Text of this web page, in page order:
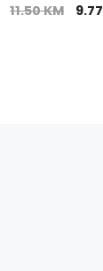
11.50KM 9.77